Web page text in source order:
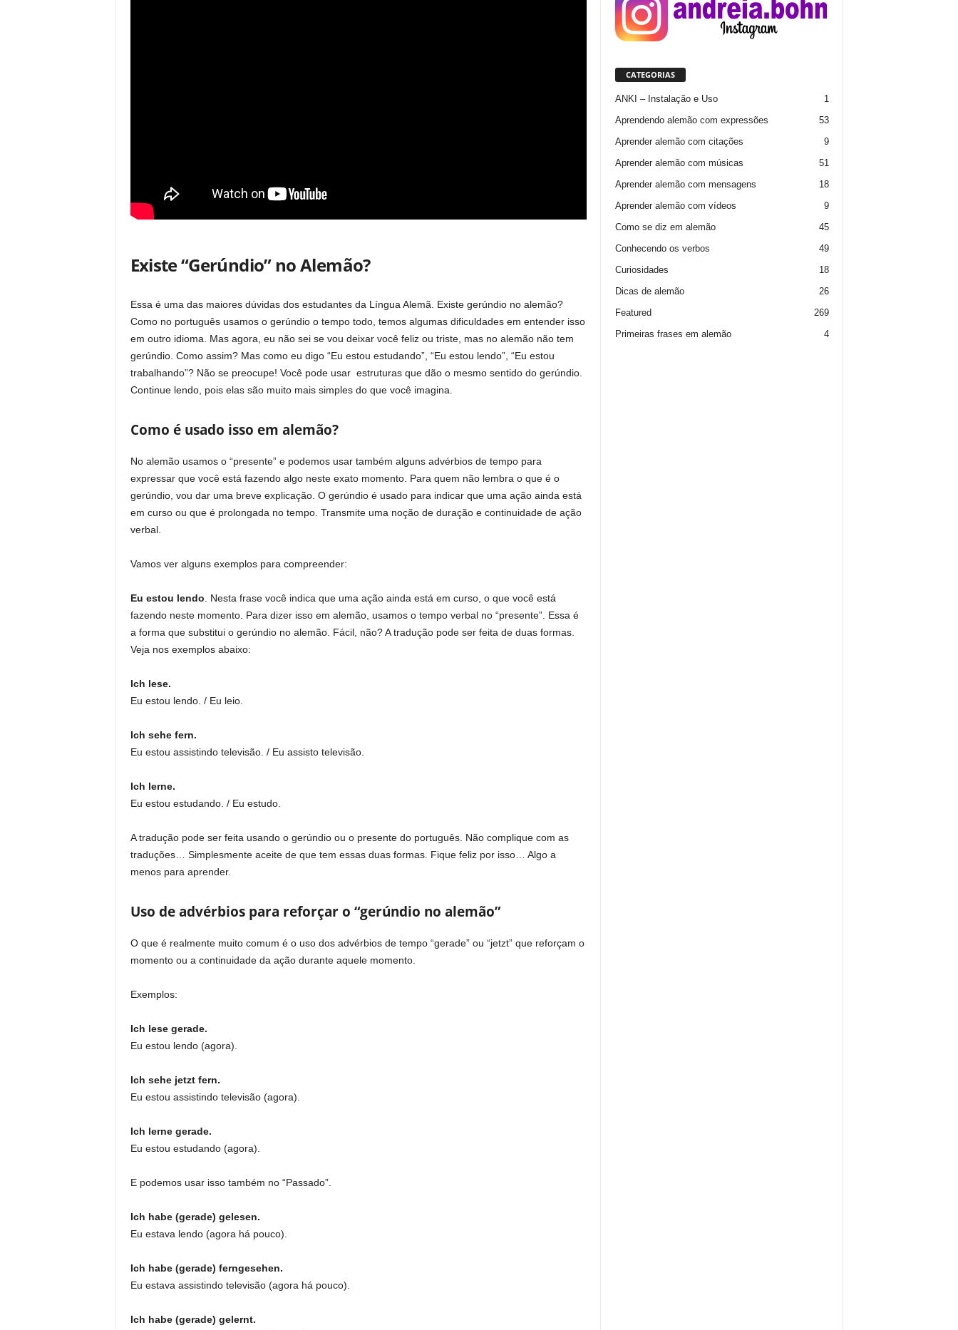
Existe “Gerúndio” no Alemão?
Essa é uma das maiores dúvidas dos estudantes da Língua Alemã. Existe gerúndio no alemão?
Como no português usamos o gerúndio o tempo todo, temos algumas dificuldades em entender isso
em outro idioma. Mas agora, eu não sei se vou deixar você feliz ou triste, mas no alemão não tem
gerúndio. Como assim? Mas como eu digo “Eu estou estudando”, “Eu estou lendo”, “Eu estou
trabalhando”? Não se preocupe! Você pode usar estruturas que dão o mesmo sentido do gerúndio.
Continue lendo, pois elas são muito mais simples do que você imagina.
Como é usado isso em alemão?
No alemão usamos o “presente” e podemos usar também alguns advérbios de tempo para
expressar que você está fazendo algo neste exato momento. Para quem não lembra o que é o
gerúndio, vou dar uma breve explicação. O gerúndio é usado para indicar que uma ação ainda está
em curso ou que é prolongada no tempo. Transmite uma noção de duração e continuidade de ação
verbal.
Vamos ver alguns exemplos para compreender:
Eu estou lendo . Nesta frase você indica que uma ação ainda está em curso, o que você está
fazendo neste momento. Para dizer isso em alemão, usamos o tempo verbal no “presente”. Essa é
a forma que substitui o gerúndio no alemão. Fácil, não? A tradução pode ser feita de duas formas.
Veja nos exemplos abaixo:
Ich lese.
Eu estou lendo. / Eu leio.
Ich sehe fern.
Eu estou assistindo televisão. / Eu assisto televisão.
Ich lerne.
Eu estou estudando. / Eu estudo.
A tradução pode ser feita usando o gerúndio ou o presente do português. Não complique com as
traduções… Simplesmente aceite de que tem essas duas formas. Fique feliz por isso… Algo a
menos para aprender.
Uso de advérbios para reforçar o “gerúndio no alemão”
O que é realmente muito comum é o uso dos advérbios de tempo “gerade” ou “jetzt” que reforçam o
momento ou a continuidade da ação durante aquele momento.
Exemplos:
Ich lese gerade.
Eu estou lendo (agora).
Ich sehe jetzt fern.
Eu estou assistindo televisão (agora).
Ich lerne gerade.
Eu estou estudando (agora).
E podemos usar isso também no “Passado”.
Ich habe (gerade) gelesen.
Eu estava lendo (agora há pouco).
Ich habe (gerade) ferngesehen.
Eu estava assistindo televisão (agora há pouco).
Ich habe (gerade) gelernt.
CATEGORIAS
ANKI – Instalação e Uso
1
Aprendendo alemão com expressões
53
Aprender alemão com citações
9
Aprender alemão com músicas
51
Aprender alemão com mensagens
18
Aprender alemão com vídeos
9
Como se diz em alemão
45
Conhecendo os verbos
49
Curiosidades
18
Dicas de alemão
26
Featured
269
Primeiras frases em alemão
4